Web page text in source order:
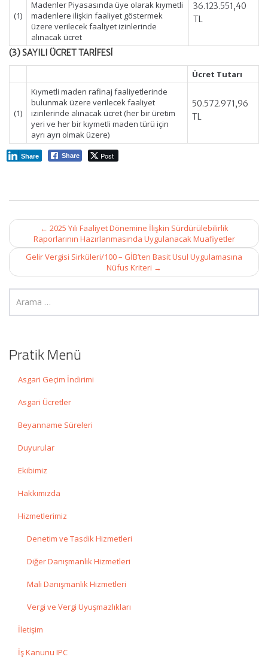
(1)
Madenler Piyasasında üye olarak kıymetli
madenlere ilişkin faaliyet göstermek
üzere verilecek faaliyet izinlerinde
alınacak ücret
36.123.551,40
TL
(3) SAYILI ÜCRET TARİFESİ
Ücret Tutarı
(1)
Kıymetli maden rafinaj faaliyetlerinde
bulunmak üzere verilecek faaliyet
izinlerinde alınacak ücret (her bir üretim
yeri ve her bir kıymetli maden türü için
ayrı ayrı olmak üzere)
50.572.971,96
TL
Share Post
Share
Post
navigation
← 2025 Yılı Faaliyet Dönemine İlişkin Sürdürülebilirlik
Raporlarının Hazırlanmasında Uygulanacak Muafiyetler
Gelir Vergisi Sirküleri/100 – GİB’ten Basit Usul Uygulamasına
Nüfus Kriteri →
Pratik Menü
Asgari Geçim İndirimi
Asgari Ücretler
Beyanname Süreleri
Duyurular
Ekibimiz
Hakkımızda
Hizmetlerimiz
Denetim ve Tasdik Hizmetleri
Diğer Danışmanlık Hizmetleri
Mali Danışmanlık Hizmetleri
Vergi ve Vergi Uyuşmazlıkları
İletişim
İş Kanunu IPC